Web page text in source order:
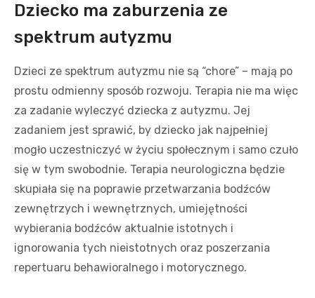
Dziecko ma zaburzenia ze
spektrum autyzmu
Dzieci ze spektrum autyzmu nie są “chore” – mają po
prostu odmienny sposób rozwoju. Terapia nie ma więc
za zadanie wyleczyć dziecka z autyzmu. Jej
zadaniem jest sprawić, by dziecko jak najpełniej
mogło uczestniczyć w życiu społecznym i samo czuło
się w tym swobodnie. Terapia neurologiczna będzie
skupiała się na poprawie przetwarzania bodźców
zewnętrzych i wewnętrznych, umiejętności
wybierania bodźców aktualnie istotnych i
ignorowania tych nieistotnych oraz poszerzania
repertuaru behawioralnego i motorycznego.